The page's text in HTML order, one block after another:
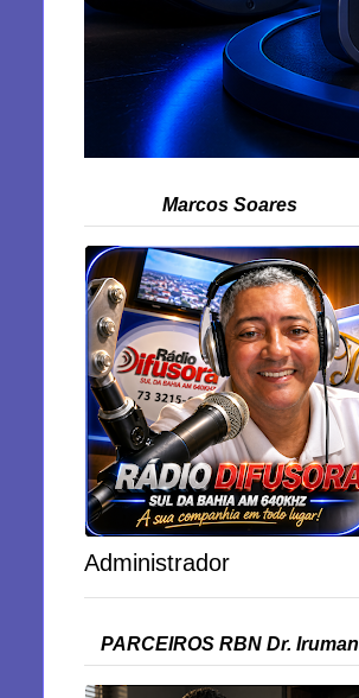
Marcos Soares
Administrador
PARCEIROS RBN Dr. Iruman